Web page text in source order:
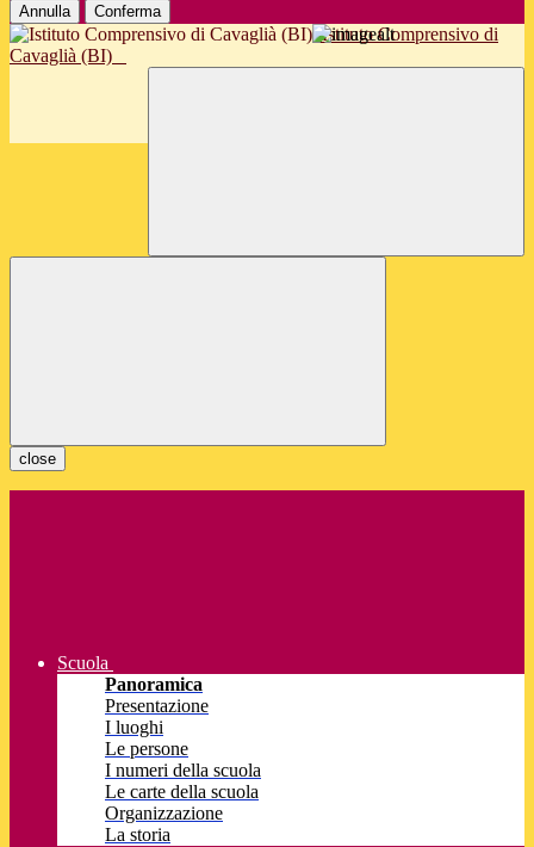
Annulla Conferma
Istituto Comprensivo di
Cavaglià (BI)
close
Scuola
Panoramica
Presentazione
I luoghi
Le persone
I numeri della scuola
Le carte della scuola
Organizzazione
La storia